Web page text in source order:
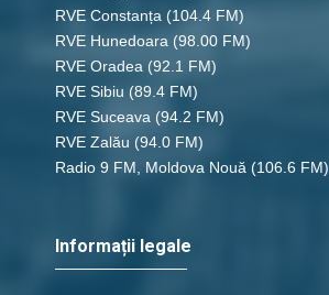
RVE Constanța (104.4 FM)
RVE Hunedoara (98.00 FM)
RVE Oradea (92.1 FM)
RVE Sibiu (89.4 FM)
RVE Suceava (94.2 FM)
RVE Zalău (94.0 FM)
Radio 9 FM, Moldova Nouă (106.6 FM)
Informații legale